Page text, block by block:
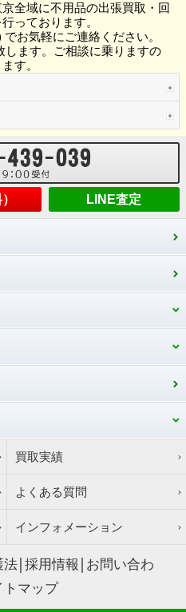
全域に不用品の出張買取・回
っております。
お気軽にご連絡ください。
ます。ご相談に乗りますの
す。
LINE査定
買取実績
よくある質問
インフォメーション
法 採用情報
お問い合わ
トマップ